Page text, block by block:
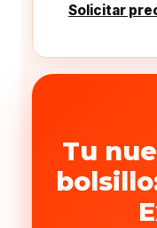
Solicitar
Tu